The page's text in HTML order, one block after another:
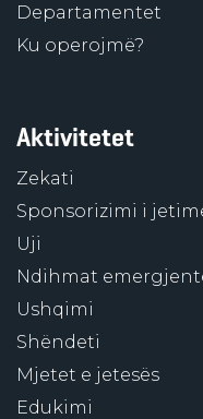
Departamentet
Ku operojmë?
Aktivitetet
Zekati
Sponsorizimi i
Uji
Ndihmat
Ushqimi
Shëndeti
Mjetet e jetesës
Edukimi